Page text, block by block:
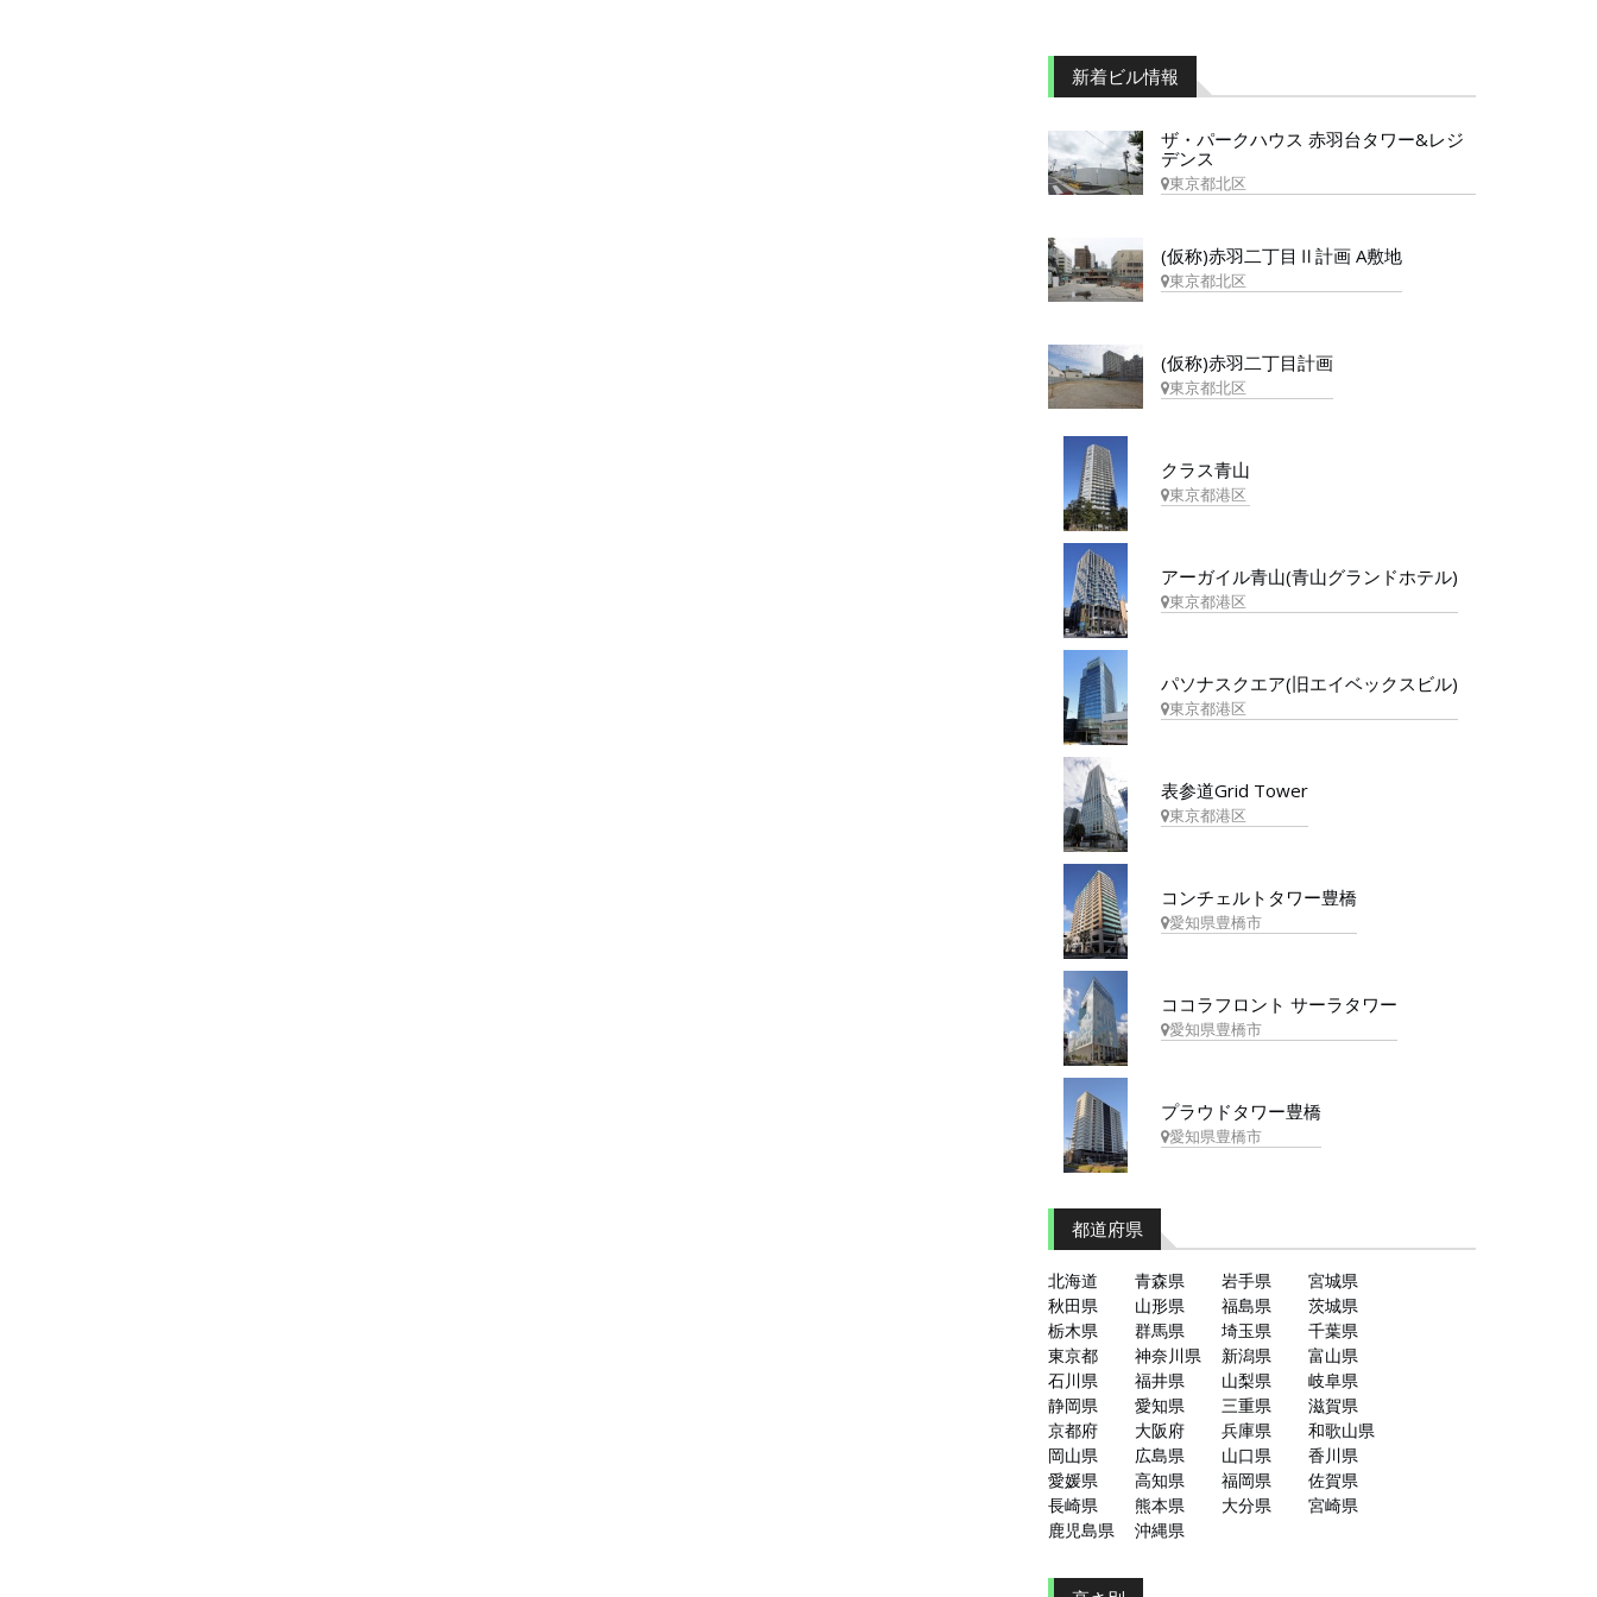
新着ビル情報
ザ・パークハウス 赤羽台タワー&レジ
デンス
東京都北区
(仮称)赤羽二丁目Ⅱ計画 A敷地
東京都北区
(仮称)赤羽二丁目計画
東京都北区
クラス青山
東京都港区
アーガイル青山(青山グランドホテル)
東京都港区
パソナスクエア(旧エイベックスビル)
東京都港区
表参道Grid Tower
東京都港区
コンチェルトタワー豊橋
愛知県豊橋市
ココラフロント サーラタワー
愛知県豊橋市
プラウドタワー豊橋
愛知県豊橋市
都道府県
北海道 青森県 岩手県
宮城県
秋田県
山形県 福島県
茨城県
栃木県
群馬県 埼玉県
千葉県
東京都
神奈川県 新潟県
富山県
石川県
福井県 山梨県
岐阜県
静岡県
愛知県 三重県
滋賀県
京都府
大阪府 兵庫県
和歌山県
岡山県
広島県 山口県
香川県
愛媛県
高知県 福岡県
佐賀県
長崎県
熊本県 大分県
宮崎県
鹿児島県
沖縄県